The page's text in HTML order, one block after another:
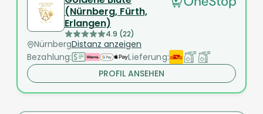
(Nürnberg, Fürth,
Erlangen)
4.9 (22)
NürnbergDistanz anzeigen
Bezahlung:
Lieferung:
PROFIL ANSEHEN